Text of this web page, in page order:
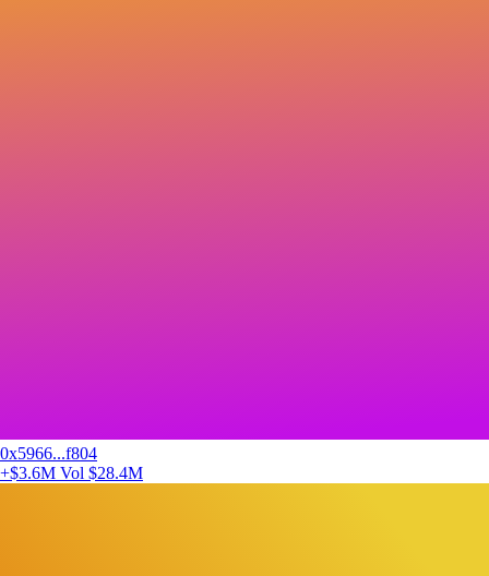
0x5966...f804
+$3.6M Vol $28.4M